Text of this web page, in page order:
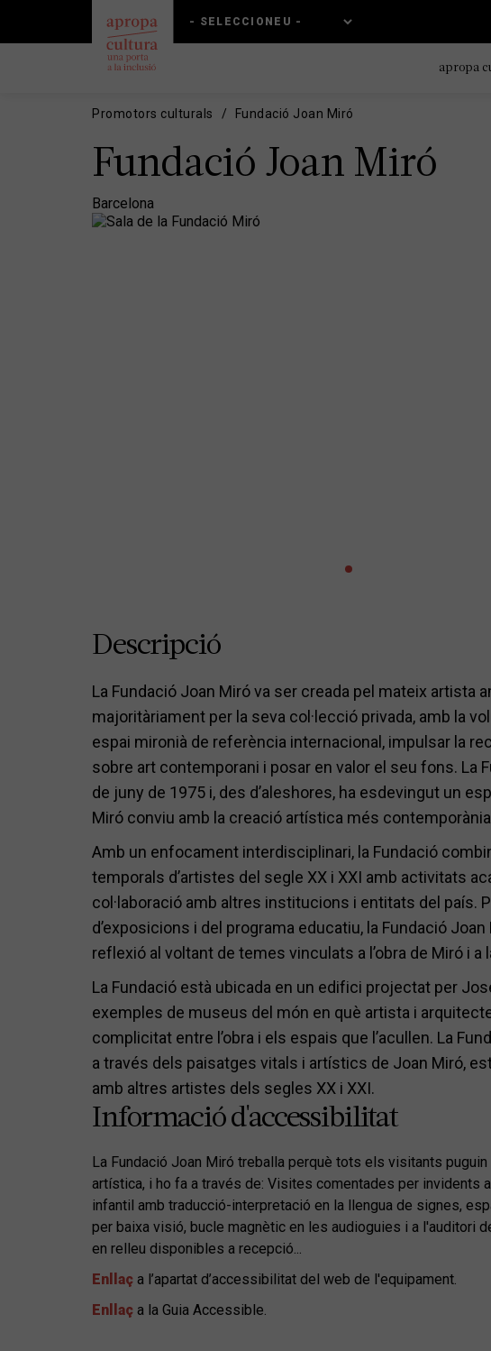
contingut
main
apropa
Promotors culturals Fundació Joan Miró
Fundació Joan Miró
Barcelona
Descripció
La Fundació Joan Miró va ser creada pel mateix artista
majoritàriament per la seva col·lecció privada, amb la
espai mironià de referència internacional, impulsar la
sobre art contemporani i posar en valor el seu fons. La
de juny de 1975 i, des d’aleshores, ha esdevingut un
Miró conviu amb la creació artística més
Amb un enfocament interdisciplinari, la Fundació
temporals d’artistes del segle XX i XXI amb activitats
col·laboració amb altres institucions i entitats del país.
d’exposicions i del programa educatiu, la Fundació
reflexió al voltant de temes vinculats a l’obra de Miró i a
La Fundació està ubicada en un edifici projectat per
exemples de museus del món en què artista i
complicitat entre l’obra i els espais que l’acullen. La
a través dels paisatges vitals i artístics de Joan Miró,
amb altres artistes dels segles XX i XXI.
Informació d'accessibilitat
La Fundació Joan Miró treballa perquè tots els visitants
artística, i ho fa a través de: Visites comentades per invidents
infantil amb traducció-interpretació en la llengua de signes,
per baixa visió, bucle magnètic en les audioguies i a l'auditori
en relleu disponibles a recepció...
Enllaç a l’apartat d’accessibilitat del web de l'equipament.
Enllaç a la Guia Accessible.